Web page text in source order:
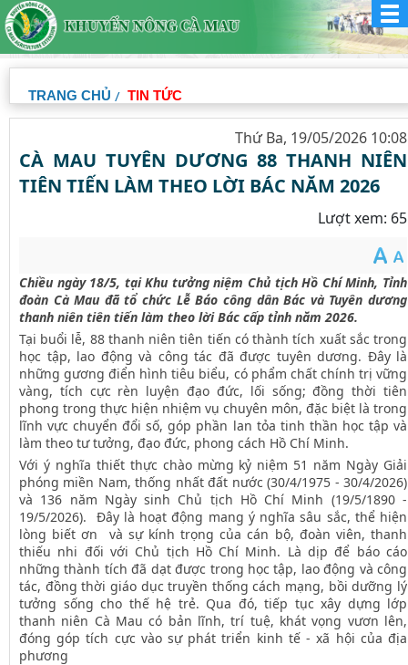
TRANG CHỦ TIN TỨC
Thứ Ba, 19/05/2026 10:08
CÀ MAU TUYÊN DƯƠNG 88 THANH NIÊN
TIÊN TIẾN LÀM THEO LỜI BÁC NĂM 2026
Lượt xem: 65
Chiều ngày 18/5, tại Khu tưởng niệm Chủ tịch Hồ Chí Minh, Tỉnh
đoàn Cà Mau đã tổ chức Lễ Báo công dân Bác và Tuyên dương
thanh niên tiên tiến làm theo lời Bác cấp tỉnh năm 2026.
Tại buổi lễ, 88 thanh niên tiên tiến có thành tích xuất sắc trong
học tập, lao động và công tác đã được tuyên dương. Đây là
những gương điển hình tiêu biểu, có phẩm chất chính trị vững
vàng, tích cực rèn luyện đạo đức, lối sống; đồng thời tiên
phong trong thực hiện nhiệm vụ chuyên môn, đặc biệt là trong
lĩnh vực chuyển đổi số, góp phần lan tỏa tinh thần học tập và
làm theo tư tưởng, đạo đức, phong cách Hồ Chí Minh.
Với ý nghĩa thiết thực chào mừng kỷ niệm 51 năm Ngày Giải
phóng miền Nam, thống nhất đất nước (30/4/1975 - 30/4/2026)
và 136 năm Ngày sinh Chủ tịch Hồ Chí Minh (19/5/1890 -
19/5/2026). Đây là hoạt động mang ý nghĩa sâu sắc, thể hiện
lòng biết ơn và sự kính trọng của cán bộ, đoàn viên, thanh
thiếu nhi đối với Chủ tịch Hồ Chí Minh. Là dịp để báo cáo
những thành tích đã dạt được trong học tập, lao động và công
tác, đồng thời giáo dục truyền thống cách mạng, bồi dưỡng lý
tưởng sống cho thế hệ trẻ. Qua đó, tiếp tục xây dựng lớp
thanh niên Cà Mau có bản lĩnh, trí tuệ, khát vọng vươn lên,
đóng góp tích cực vào sự phát triển kinh tế - xã hội của địa
phương